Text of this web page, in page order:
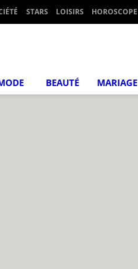
STARS LOISIRS HOROSCOPE
BEAUTÉ MARIAGE